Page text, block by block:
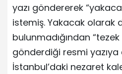
yazı göndererek
istemiş. Yakacak olarak
bulunmadığından “tezek
gönderdiği resmi yazıya
İstanbul’daki nezaret